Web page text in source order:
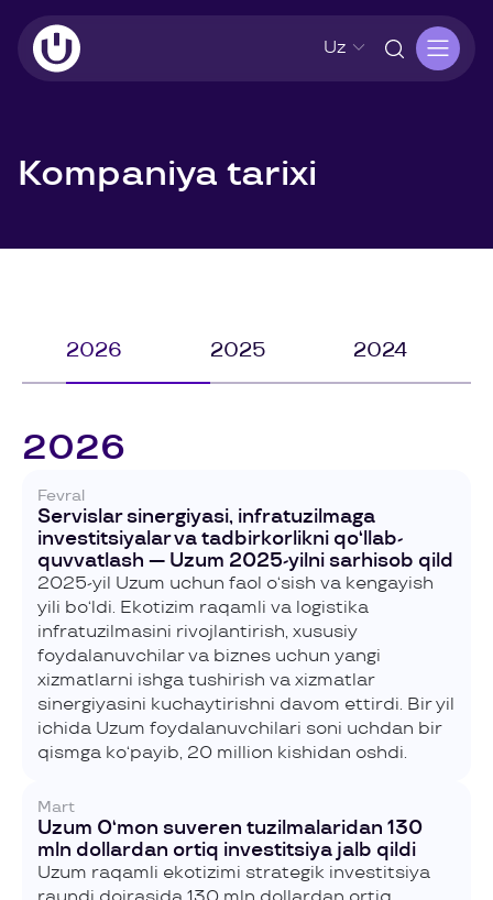
Uz
Kompaniya tarixi
2026 2025 2024
2026
Fevral
Servislar sinergiyasi, infratuzilmaga
investitsiyalar va tadbirkorlikni qo‘llab-
quvvatlash — Uzum 2025-yilni sarhisob qild
2025-yil Uzum uchun faol o‘sish va kengayish
yili bo‘ldi. Ekotizim raqamli va logistika
infratuzilmasini rivojlantirish, xususiy
foydalanuvchilar va biznes uchun yangi
xizmatlarni ishga tushirish va xizmatlar
sinergiyasini kuchaytirishni davom ettirdi. Bir yil
ichida Uzum foydalanuvchilari soni uchdan bir
qismga ko‘payib, 20 million kishidan oshdi.
Mart
Uzum O‘mon suveren tuzilmalaridan 130
mln dollardan ortiq investitsiya jalb qildi
Uzum raqamli ekotizimi strategik investitsiya